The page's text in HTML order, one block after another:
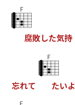
F
腐敗した気持
忘れて
F
たいよ
E